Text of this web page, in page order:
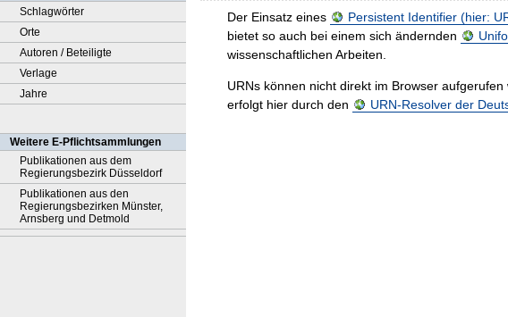
Schlagwörter
Orte
Autoren / Beteiligte
Verlage
Jahre
Weitere E-Pflichtsammlungen
Publikationen aus dem
Regierungsbezirk Düsseldorf
Publikationen aus den
Regierungsbezirken Münster,
Arnsberg und Detmold
Der Einsatz eines Persistent Identifier (hier:
bietet so auch bei einem sich ändernden
wissenschaftlichen Arbeiten.
URNs können nicht direkt im Browser
erfolgt hier durch den
URN-Resolver der